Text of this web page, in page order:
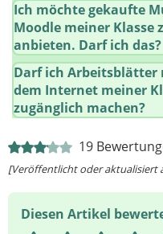
19
[Veröffentlicht oder aktualisiert
Diesen Artikel
Ich möchte gekaufte
Moodle meiner
anbieten. Darf ich das?
Darf ich Arbeitsblätter
dem Internet meiner
zugänglich machen?